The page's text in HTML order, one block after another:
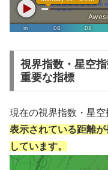
視界指数・星空
重要な指標
現在の視界指数・星空
表示されている距離
しています。